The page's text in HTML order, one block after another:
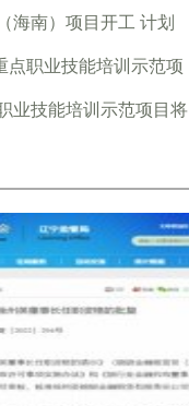
海南）项目开工 计划
点职业技能培训示范项
业技能培训示范项目将